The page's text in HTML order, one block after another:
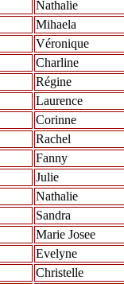
Nathalie
Mihaela
Véronique
Charline
Régine
Laurence
Corinne
Rachel
Fanny
Julie
Nathalie
Sandra
Marie Josee
Evelyne
Christelle